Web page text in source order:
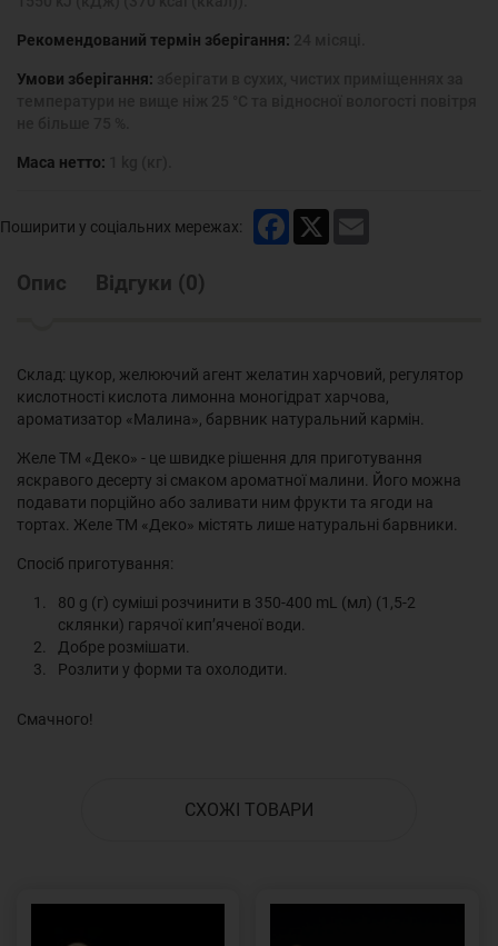
Рекомендований термін зберігання:
Умови зберігання:
Маса нетто:
Поширити у соціальних мережах: Facebook
Опис Відгуки (0)
Склад: цукор, желюючий агент желатин харчовий, регулятор
кислотності кислота лимонна моногідрат харчова,
ароматизатор «Малина», барвник натуральний кармін.
Желе ТМ «Деко» - це швидке рішення для приготування
яскравого десерту зі смаком ароматної малини. Його можна
подавати порційно або заливати ним фрукти та ягоди на
тортах. Желе ТМ «Деко» містять лише натуральні барвники.
Спосіб приготування:
80 g (г) суміші розчинити в 350-400 mL (мл) (1,5-2
склянки) гарячої кип’яченої води.
Добре розмішати.
Розлити у форми та охолодити.
Смачного!
СХОЖІ ТОВАРИ